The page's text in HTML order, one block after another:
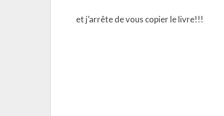
et j’arrête de vous copier le livre!!!